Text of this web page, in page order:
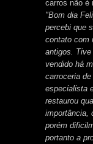
carros não é
"Bom dia
percebi que
contato com
antigos.
vendido há
carroceria
especialista
restaurou
importância,
porém
portanto a